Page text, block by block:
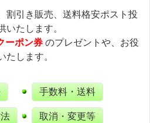
割引き販売、送料格安ポスト投
いたします。
ーポン券 のプレゼントや、お役
たします。
手数料・送料
取消・変更等